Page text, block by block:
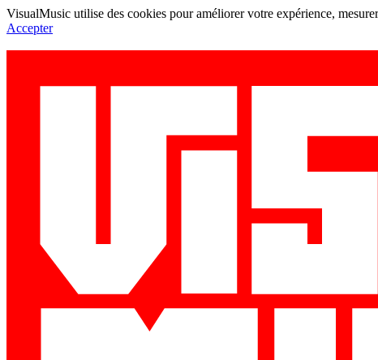
VisualMusic utilise des cookies pour améliorer votre expérience,
Accepter